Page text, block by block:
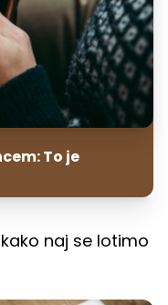
To je
naj se lotimo